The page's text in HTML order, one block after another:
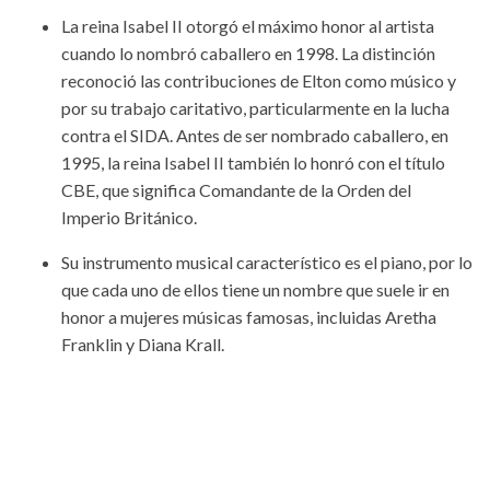
La reina Isabel II otorgó el máximo honor al artista
cuando lo nombró caballero en 1998. La distinción
reconoció las contribuciones de Elton como músico y
por su trabajo caritativo, particularmente en la lucha
contra el SIDA. Antes de ser nombrado caballero, en
1995, la reina Isabel II también lo honró con el título
CBE, que significa Comandante de la Orden del
Imperio Británico.
Su instrumento musical característico es el piano, por lo
que cada uno de ellos tiene un nombre que suele ir en
honor a mujeres músicas famosas, incluidas Aretha
Franklin y Diana Krall.